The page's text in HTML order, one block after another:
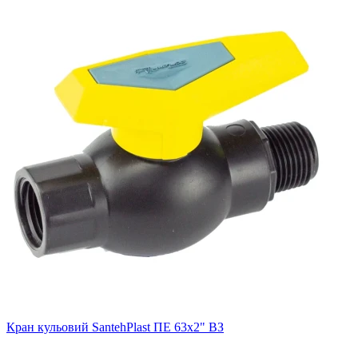
Кран кульовий SantehPlast ПЕ 63х2" ВЗ